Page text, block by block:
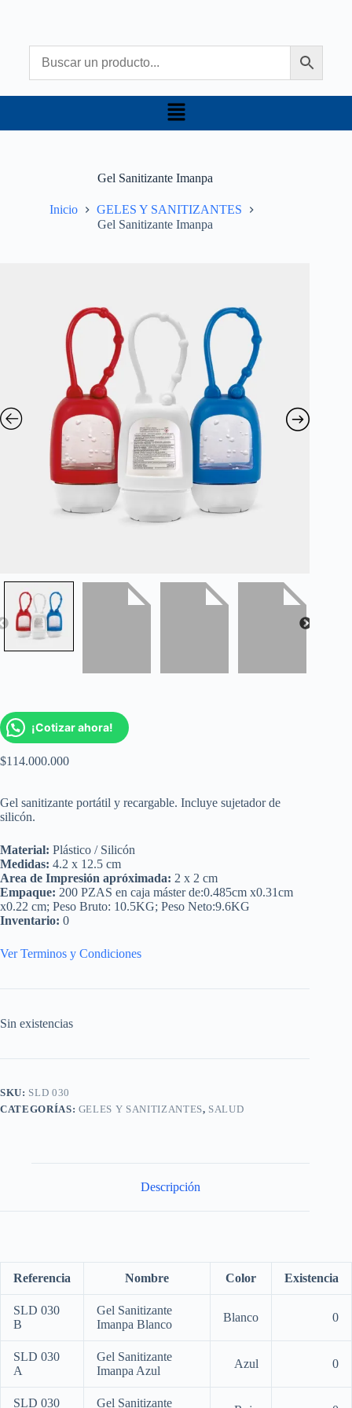
Gel Sanitizante Imanpa
Inicio
GELES Y SANITIZANTES
Gel Sanitizante Imanpa
¡Cotizar ahora!
$114.000.000
Gel sanitizante portátil y recargable. Incluye sujetador de
silicón.
Material: Plástico / Silicón
Medidas: 4.2 x 12.5 cm
Area de Impresión apróximada: 2 x 2 cm
Empaque: 200 PZAS en caja máster de:0.485cm x0.31cm
x0.22 cm; Peso Bruto: 10.5KG; Peso Neto:9.6KG
Inventario: 0
Ver Terminos y Condiciones
Sin existencias
SKU: SLD 030
CATEGORÍAS: GELES Y SANITIZANTES, SALUD
Descripción
Referencia Nombre Color Existencia
SLD 030
B
Gel Sanitizante
Imanpa Blanco
Blanco 0
SLD 030
A
Gel Sanitizante
Imanpa Azul
Azul 0
SLD 030 Gel Sanitizante